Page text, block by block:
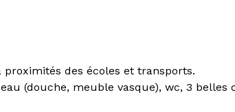
proximités des écoles et transports.
(douche, meuble vasque), wc, 3 belles